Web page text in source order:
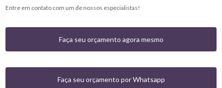
Entre em contato com um de nossos especialistas!
Faça seu orçamento agora mesmo
Faça seu orçamento por Whatsapp